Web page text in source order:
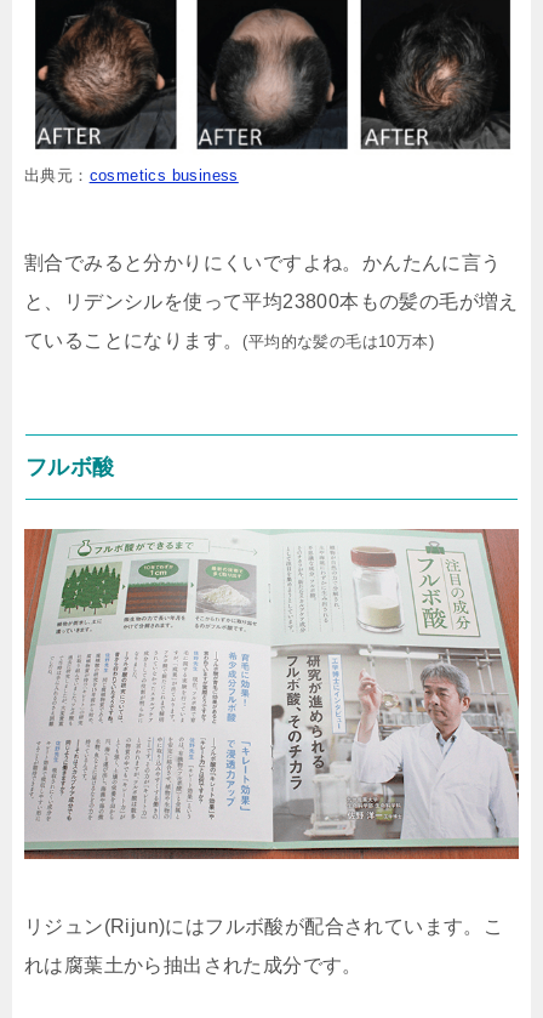
出典元： cosmetics business
割合でみると分かりにくいですよね。かんたんに言う
と、リデンシルを使って平均23800本もの髪の毛が増え
ている ことになります。(平均的な髪の毛は10万本)
フルボ酸
リジュン(Rijun)にはフルボ酸が配合されています。こ
れは腐葉土から抽出された成分です。